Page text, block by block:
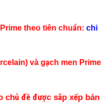
theo tiên chuẩn: chi
và gạch men Prime
chủ đề được sắp xếp bán